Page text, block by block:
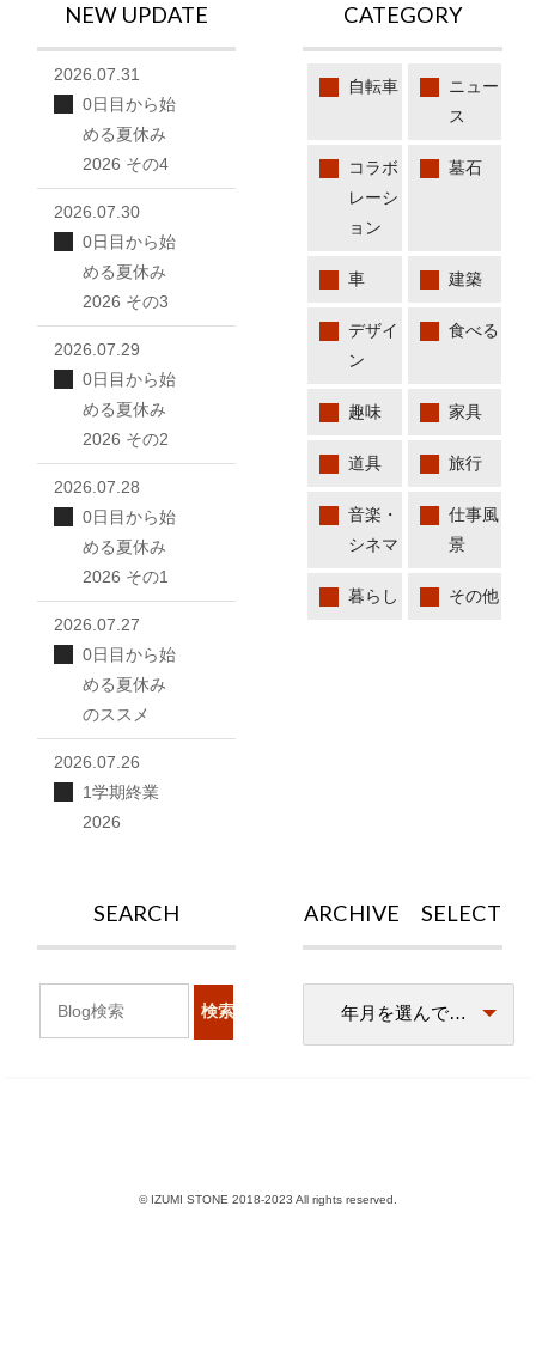
CATEGORY
自転車
ニュー
ス
コラボ
レーシ
ョン
墓石
車 建築
デザイ
ン
食べる
趣味 家具
道具 旅行
音楽・
シネマ
仕事風
景
暮らし その他
NEW UPDATE
2026.07.31
0日目から始
める夏休み
2026 その4
2026.07.30
0日目から始
める夏休み
2026 その3
2026.07.29
0日目から始
める夏休み
2026 その2
2026.07.28
0日目から始
める夏休み
2026 その1
2026.07.27
0日目から始
める夏休み
のススメ
2026.07.26
1学期終業
2026
ARCHIVE SELECT
SEARCH
© IZUMI STONE 2018-2023 All rights reserved.